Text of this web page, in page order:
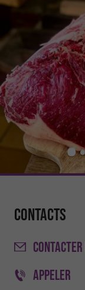
Contacts
CONTACTER
APPELER